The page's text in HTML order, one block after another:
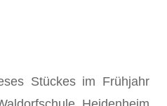
Stückes im Frühjahr